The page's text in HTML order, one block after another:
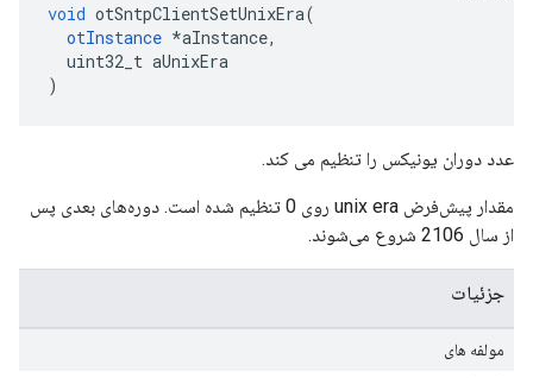
void otSntpClientSetUnixEra(
otInstance *aInstance,
uint32_t aUnixEra
)
عدد دوران یونیکس را تنظیم می کند.
مقدار پیش‌فرض unix era روی 0 تنظیم شده است. دوره‌های بعدی پس
از سال 2106 شروع می‌شوند.
جزئیات
مولفه های